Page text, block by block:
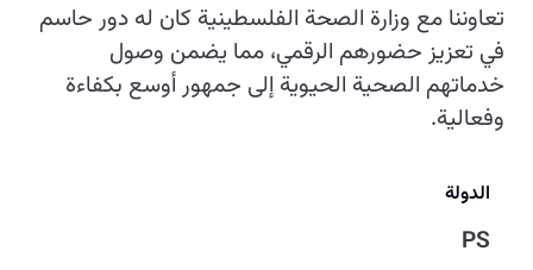
تعاوننا مع وزارة الصحة الفلسطينية كان له دور حاسم
في تعزيز حضورهم الرقمي، مما يضمن وصول
خدماتهم الصحية الحيوية إلى جمهور أوسع بكفاءة
وفعالية.
الدولة
PS